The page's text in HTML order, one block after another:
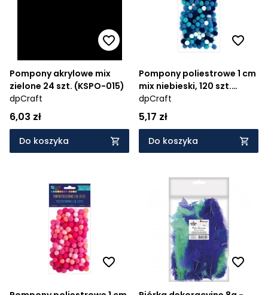
Pompony akrylowe mix
zielone 24 szt. (KSPO-015)
dpCraft
6,03 zł
Do koszyka
Pompony poliestrowe 1 cm
mix niebieski, 120 szt.
(KSPO-030)
dpCraft
5,17 zł
Do koszyka